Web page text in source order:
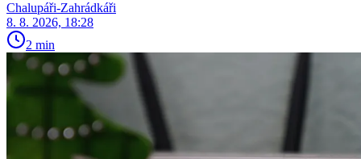
Chalupáři-Zahrádkáři
8. 8. 2026, 18:28
2 min